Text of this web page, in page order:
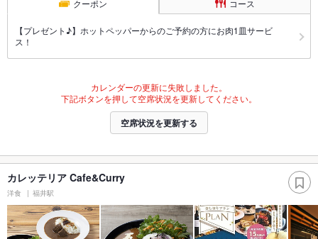
クーポン コース
【プレゼント♪】ホットペッパーからのご予約の方にお肉1皿サービ
ス！
カレンダーの更新に失敗しました。
下記ボタンを押して空席状況を更新してください。
空席状況を更新する
カレッテリア Cafe&Curry
洋食 福井駅